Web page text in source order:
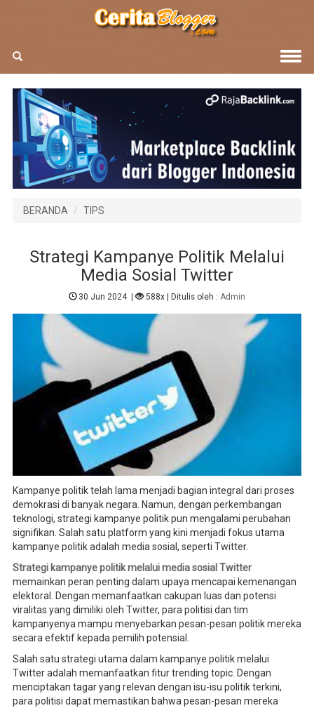
BERANDA TIPS
Strategi Kampanye Politik Melalui
Media Sosial Twitter
30 Jun 2024| 588x | Ditulis oleh :Admin
Kampanye politik telah lama menjadi bagian integral dari proses
demokrasi di banyak negara. Namun, dengan perkembangan
teknologi, strategi kampanye politik pun mengalami perubahan
signifikan. Salah satu platform yang kini menjadi fokus utama
kampanye politik adalah media sosial, seperti Twitter.
Strategi kampanye politik melalui media sosial Twitter
memainkan peran penting dalam upaya mencapai kemenangan
elektoral. Dengan memanfaatkan cakupan luas dan potensi
viralitas yang dimiliki oleh Twitter, para politisi dan tim
kampanyenya mampu menyebarkan pesan-pesan politik mereka
secara efektif kepada pemilih potensial.
Salah satu strategi utama dalam kampanye politik melalui
Twitter adalah memanfaatkan fitur trending topic. Dengan
menciptakan tagar yang relevan dengan isu-isu politik terkini,
para politisi dapat memastikan bahwa pesan-pesan mereka